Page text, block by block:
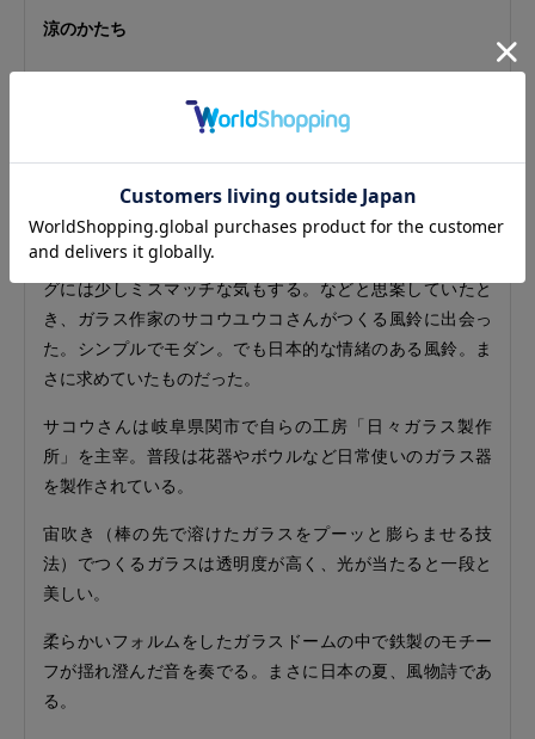
涼のかたち
る。チリンと鳴る音のなんと涼しげなこと。
買うと心に決めたものの、いざ探すとなかなか気に入った
ものがみつからない。金属や陶製のものもあるが、やっぱ
りガラスがいい。ガラスといえば江戸風鈴が有名だが、昔
ながらに絵付けされたものなど風情はあるがモダンリビン
グには少しミスマッチな気もする。などと思案していたと
き、ガラス作家のサコウユウコさんがつくる風鈴に出会っ
た。シンプルでモダン。でも日本的な情緒のある風鈴。ま
さに求めていたものだった。
サコウさんは岐阜県関市で自らの工房「日々ガラス製作
所」を主宰。普段は花器やボウルなど日常使いのガラス器
を製作されている。
宙吹き（棒の先で溶けたガラスをプーッと膨らませる技
法）でつくるガラスは透明度が高く、光が当たると一段と
美しい。
柔らかいフォルムをしたガラスドームの中で鉄製のモチー
フが揺れ澄んだ音を奏でる。まさに日本の夏、風物詩であ
る。